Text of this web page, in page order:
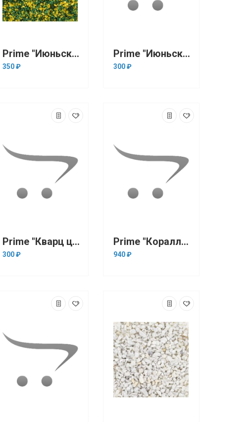
Prime "Июньская трава" 3-5 мм, 1кг (грунт)
350 ₽
Prime "Июньская трава" 3-5 мм, 280 мл (грунт)
300 ₽
Prime "Кварц цветной" 3-5 мм, 280 мл (грунт)
300 ₽
Prime "Коралловый белый" 0.5-1.2 мм, 2.7 кг
940 ₽